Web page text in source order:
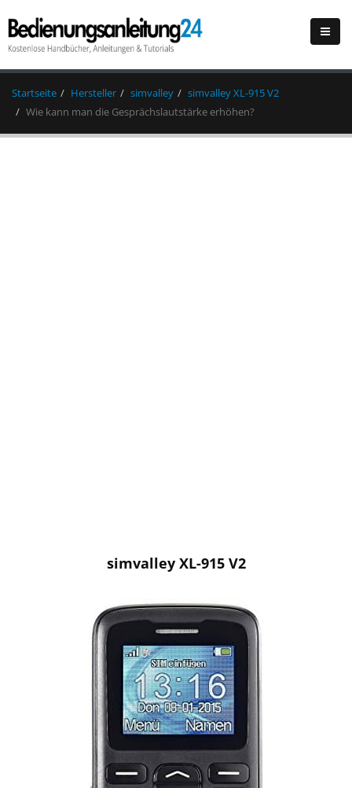
Startseite Hersteller simvalley
simvalley XL-915 V2
Wie kann man die Gesprächslautstärke erhöhen?
simvalley XL-915 V2